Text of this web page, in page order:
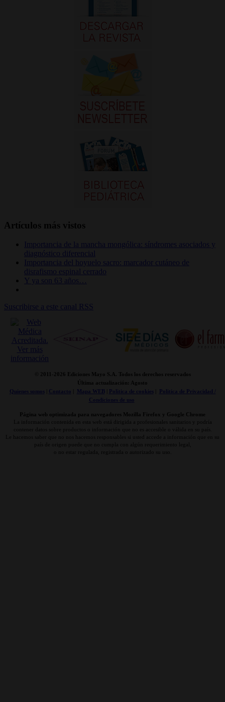
Artículos más vistos
Importancia de la mancha mongólica: síndromes asociados y
diagnóstico diferencial
Importancia del hoyuelo sacro: marcador cutáneo de
disrafismo espinal cerrado
Y ya son 63 años…
Suscribirse a este canal RSS
© 2011-2026 Ediciones Mayo S.A. Todos los derechos reservados
Última actualización: Agosto
Quienes somos| Contacto Mapa WEB| Politica de cookies|
Politica de Privacidad /
Condiciones de uso
Página web optimizada para navegadores Mozilla Firefox y Google Chrome
La información contenida en esta web está dirigida a profesionales sanitarios y podría
contener datos sobre productos o información que no es accesible o válida en su país.
Le hacemos saber que no nos hacemos responsables si usted accede a información que en su
país de origen puede que no cumpla con algún requerimiento legal,
o no estar regulada, registrada o autorizado su uso.